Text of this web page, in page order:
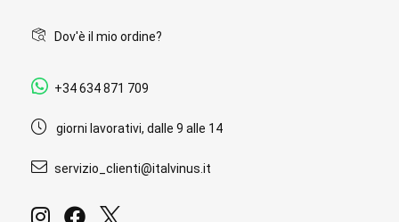
Dov'è il mio ordine?
+34 634 871 709
giorni lavorativi, dalle 9 alle 14
servizio_clienti@italvinus.it